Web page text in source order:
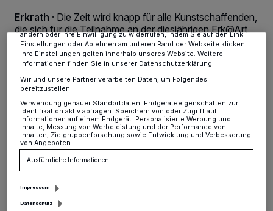
Erkrath · Die Zeit wird knapp für alle Kunstschaffenden,
die sich für die Teilnahme an der diesjährigen Erk@Art
beteiligen möchten: Bewerbungsschluss für die 30.
gemeinschaftliche Ausstellung Erkrather Künstlerinnen
und Künstler ist Sonntag, der 25. August.
20.08.2024 , 11:09 Uhr Eine Minute Lesezeit
Anzeigen möglicherweise nicht mehr so relevant für Sie. Sie können
dieses Menü jederzeit wieder aufrufen, um Ihre Einstellungen zu
ändern oder Ihre Einwilligung zu widerrufen, indem Sie auf den Link
Einstellungen oder Ablehnen am unteren Rand der Webseite klicken.
Ihre Einstellungen gelten innerhalb unseres Website. Weitere
Informationen finden Sie in unserer Datenschutzerklärung.
Wir und unsere Partner verarbeiten Daten, um Folgendes
bereitzustellen:
Verwendung genauer Standortdaten. Endgeräteeigenschaften zur
Identifikation aktiv abfragen. Speichern von oder Zugriff auf
Informationen auf einem Endgerät. Personalisierte Werbung und
Inhalte, Messung von Werbeleistung und der Performance von
Inhalten, Zielgruppenforschung sowie Entwicklung und Verbesserung
von Angeboten.
Ausführliche Informationen
Impressum
Datenschutz